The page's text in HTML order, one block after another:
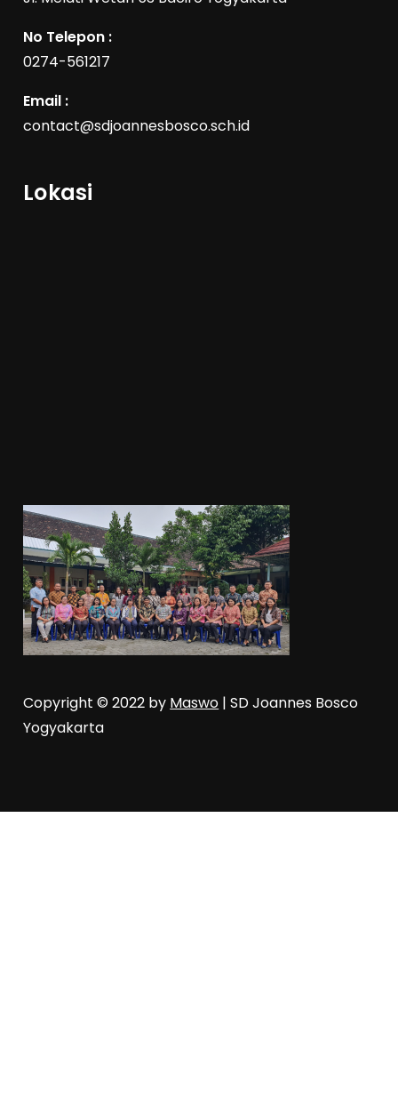
No Telepon :
0274-561217
Email :
contact@sdjoannesbosco.sch.id
Lokasi
Copyright © 2022 by Maswo | SD Joannes Bosco
Yogyakarta